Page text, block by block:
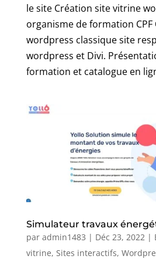
le site Création site vitrine
organisme de formation CPF
wordpress classique site
wordpress et Divi.
formation et catalogue en
Simulateur travaux
par admin1483 | Déc 23, 2022 |
vitrine, Sites interactifs,